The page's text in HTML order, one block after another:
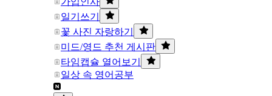
일기쓰기
꽃 사진 자랑하기
미드/영드 추천 게시판
타임캡슐 열어보기
일상 속 영어공부